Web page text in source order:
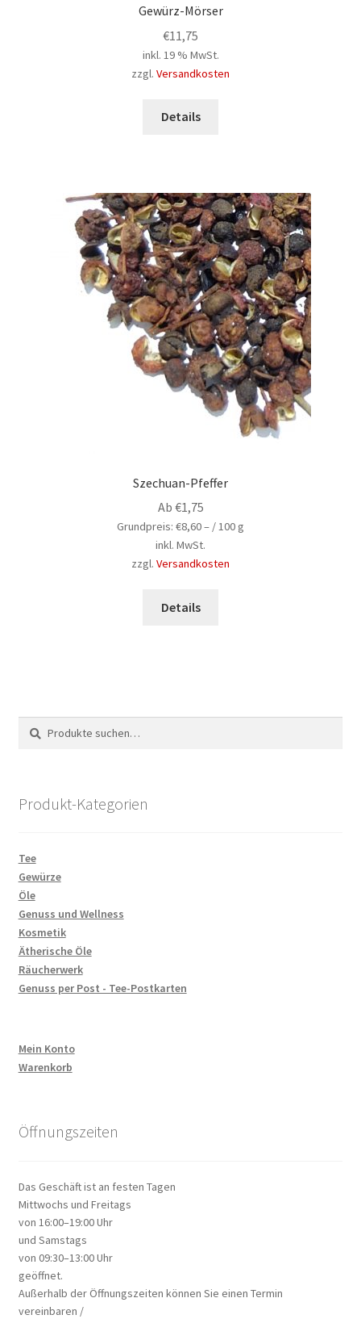
Gewürz-Mörser
€11,75
inkl. 19 % MwSt.
zzgl. Versandkosten
Details
Szechuan-Pfeffer
Ab €1,75
Grundpreis: €8,60– /100g
inkl. MwSt.
zzgl. Versandkosten
Details
Suche
nach:
Suchen
Produkt-Kategorien
Tee
Gewürze
Öle
Genuss und Wellness
Kosmetik
Ätherische Öle
Räucherwerk
Genuss per Post - Tee-Postkarten
Mein Konto
Warenkorb
Öffnungszeiten
Das Geschäft ist an festen Tagen
Mittwochs und Freitags
von 16:00–19:00 Uhr
und Samstags
von 09:30–13:00 Uhr
geöffnet.
Außerhalb der Öffnungszeiten können Sie einen Termin
vereinbaren /